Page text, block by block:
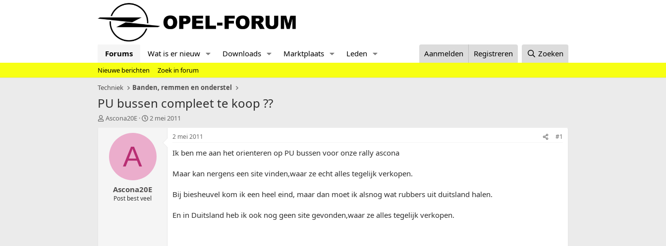
Forums Wat is er nieuw Downloads Marktplaats Leden Aanmelden Registreren Zoeken
Nieuwe berichten
Zoek in forum
Techniek
Banden, remmen en onderstel
PU bussen compleet te koop ??
T
Ascona20E
S
r
a
u
m
2 mei 2011
A
Ascona20E
Post best veel
2 mei 2011 #1
Ik ben me aan het orienteren op PU bussen voor onze rally ascona
Maar kan nergens een site vinden,waar ze echt alles tegelijk verkopen.
Bij biesheuvel kom ik een heel eind, maar dan moet ik alsnog wat rubbers uit duitsland halen.
En in Duitsland heb ik ook nog geen site gevonden,waar ze alles tegelijk verkopen.